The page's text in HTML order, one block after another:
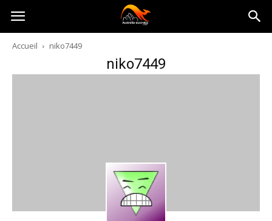
Australia-
australie.com
Accueil niko7449
niko7449